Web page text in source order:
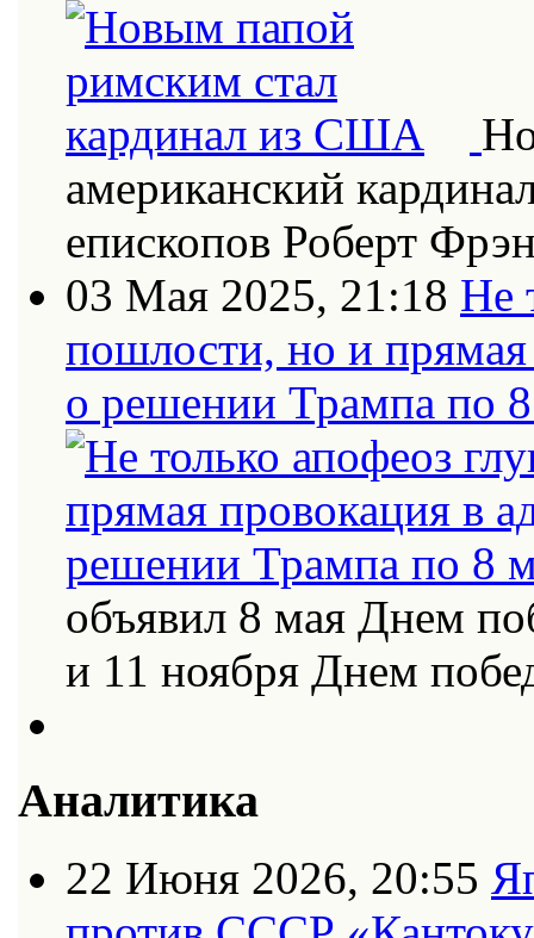
американский
епископов Роберт
03 Мая 2025, 21:18 Не
пошлости, но и
о решении Трампа по
объявил 8 мая Днем
и 11 ноября Днем
Аналитика
22 Июня 2026, 20:55